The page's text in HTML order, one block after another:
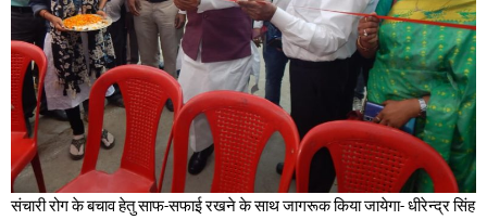
संचारी रोग के बचाव हेतु साफ-सफाई रखने के साथ जागरूक किया जायेगा- धीरेन्द्र सिंह